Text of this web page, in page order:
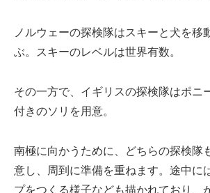
ノルウェーの探検隊はスキーと犬を移
ぶ。スキーのレベルは世界有数。
その一方で、イギリスの探検隊はポニ
付きのソリを用意。
南極に向かうために、どちらの探検隊
意し、周到に準備を重ねます。途中に
プをつくる様子なども描かれており、